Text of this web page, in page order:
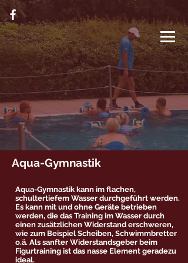
Aqua-Gymnastik
Aqua-Gymnastik kann im flachen,
schultertiefem Wasser durchgeführt werden.
Es kann mit und ohne Geräte betrieben
werden, die das Training im Wasser durch
einen zusätzlichen Widerstand erschweren,
wie zum Beispiel Scheiben, Schwimmbretter
o.ä. Als sanfter Widerstandsgeber beim
Figurtraining ist das nasse Element geradezu
ideal.